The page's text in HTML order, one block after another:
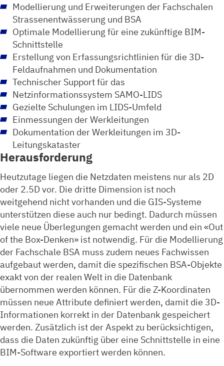
Modellierung und Erweiterungen der Fachschalen
Strassenentwässerung und BSA
Optimale Modellierung für eine zukünftige BIM-
Schnittstelle
Erstellung von Erfassungsrichtlinien für die 3D-
Feldaufnahmen und Dokumentation
Technischer Support für das
Netzinformationssystem SAMO-LIDS
Gezielte Schulungen im LIDS-Umfeld
Einmessungen der Werkleitungen
Dokumentation der Werkleitungen im 3D-
Leitungskataster
Herausforderung
Heutzutage liegen die Netzdaten meistens nur als 2D
oder 2.5D vor. Die dritte Dimension ist noch
weitgehend nicht vorhanden und die GIS-Systeme
unterstützen diese auch nur bedingt. Dadurch müssen
viele neue Überlegungen gemacht werden und ein «Out
of the Box-Denken» ist notwendig. Für die Modellierung
der Fachschale BSA muss zudem neues Fachwissen
aufgebaut werden, damit die spezifischen BSA-Objekte
exakt von der realen Welt in die Datenbank
übernommen werden können. Für die Z-Koordinaten
müssen neue Attribute definiert werden, damit die 3D-
Informationen korrekt in der Datenbank gespeichert
werden. Zusätzlich ist der Aspekt zu berücksichtigen,
dass die Daten zukünftig über eine Schnittstelle in eine
BIM-Software exportiert werden können.